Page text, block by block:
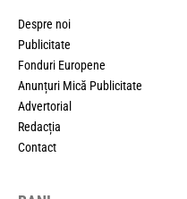
Despre noi
Publicitate
Fonduri Europene
Anunțuri Mică Publicitate
Advertorial
Redacția
Contact